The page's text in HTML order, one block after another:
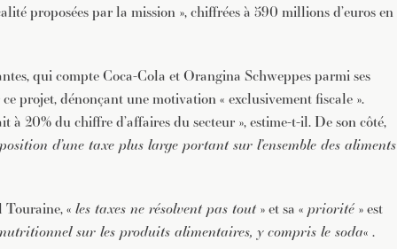
proposées par la mission », chiffrées à 590 millions d’euros en
qui compte Coca-Cola et Orangina Schweppes parmi ses
ce projet, dénonçant une motivation « exclusivement fiscale ».
à 20% du chiffre d’affaires du secteur », estime-t-il. De son côté,
d’une taxe plus large portant sur l’ensemble des aliments
« les taxes ne résolvent pas tout» et sa « priorité » est
sur les produits alimentaires, y compris le soda« .